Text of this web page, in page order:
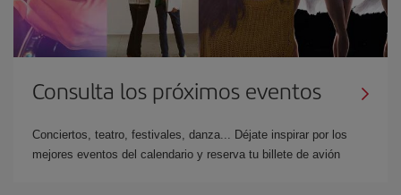
Consulta los próximos eventos
Conciertos, teatro, festivales, danza... Déjate inspirar por los
mejores eventos del calendario y reserva tu billete de avión